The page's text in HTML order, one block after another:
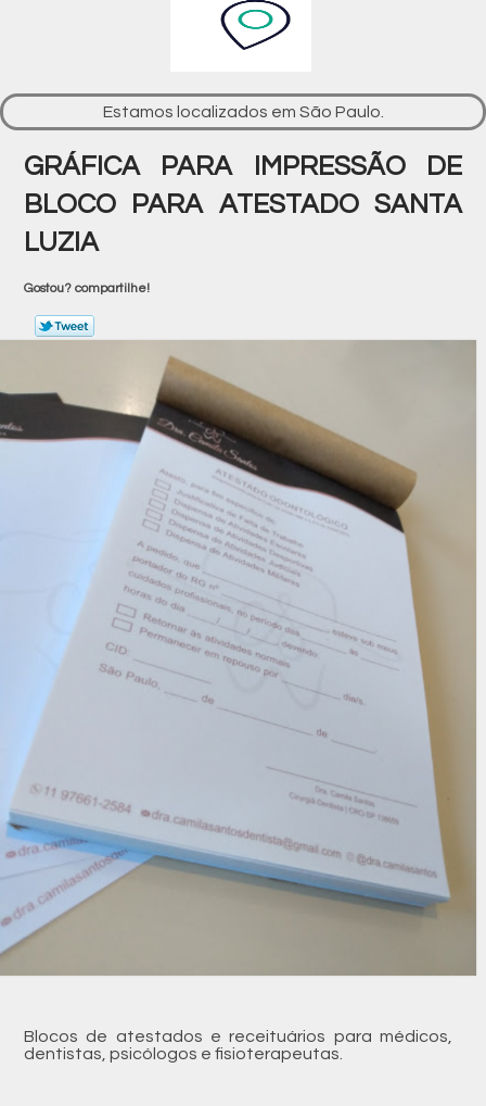
Estamos localizados em São Paulo.
GRÁFICA PARA IMPRESSÃO DE
BLOCO PARA ATESTADO SANTA
LUZIA
Gostou? compartilhe!
Blocos de atestados e receituários para médicos,
dentistas, psicólogos e fisioterapeutas.